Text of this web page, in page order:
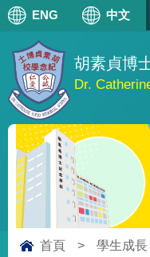
胡素貞博
Dr.
ENG 中文
首頁 > 學生成長